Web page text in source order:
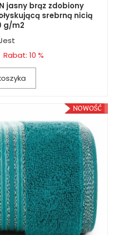
jasny brąz zdobiony
srebrną nicią
g/m2
Rabat: 10 %